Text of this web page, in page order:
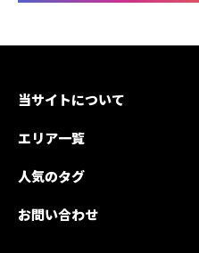
当サイトについて
エリア一覧
人気のタグ
お問い合わせ